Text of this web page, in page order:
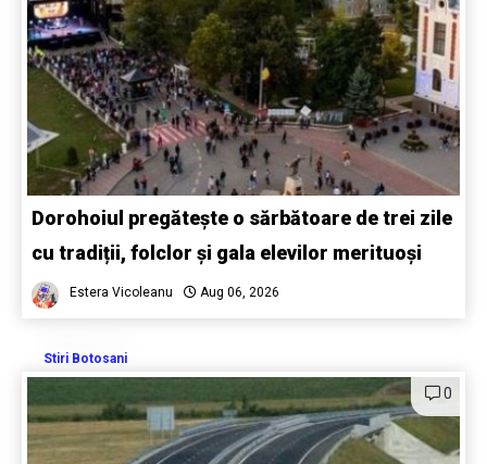
Dorohoiul pregătește o sărbătoare de trei zile
cu tradiții, folclor și gala elevilor merituoși
Estera Vicoleanu Aug 06, 2026
Stiri Botosani
0